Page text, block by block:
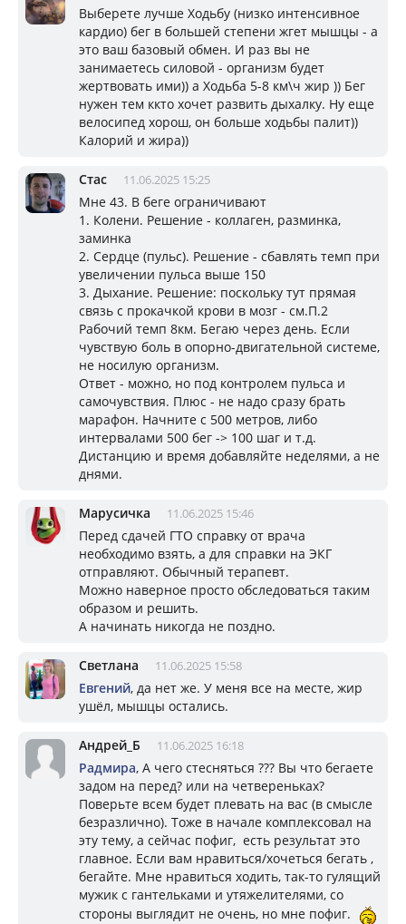
Выберете лучше Ходьбу (низко интенсивное
кардио) бег в большей степени жгет мышцы - а
это ваш базовый обмен. И раз вы не
занимаетесь силовой - организм будет
жертвовать ими)) а Ходьба 5-8 км\ч жир )) Бег
нужен тем ккто хочет развить дыхалку. Ну еще
велосипед хорош, он больше ходьбы палит))
Калорий и жира))
Стас 11.06.2025 15:25
Мне 43. В беге ограничивают
1. Колени. Решение - коллаген, разминка,
заминка
2. Сердце (пульс). Решение - сбавлять темп при
увеличении пульса выше 150
3. Дыхание. Решение: поскольку тут прямая
связь с прокачкой крови в мозг - см.П.2
Рабочий темп 8км. Бегаю через день. Если
чувствую боль в опорно-двигательной системе,
не носилую организм.
Ответ - можно, но под контролем пульса и
самочувствия. Плюс - не надо сразу брать
марафон. Начните с 500 метров, либо
интервалами 500 бег -> 100 шаг и т.д.
Дистанцию и время добавляйте неделями, а не
днями.
Марусичка 11.06.2025 15:46
Перед сдачей ГТО справку от врача
необходимо взять, а для справки на ЭКГ
отправляют. Обычный терапевт.
Можно наверное просто обследоваться таким
образом и решить.
А начинать никогда не поздно.
Светлана 11.06.2025 15:58
Евгений, да нет же. У меня все на месте, жир
ушёл, мышцы остались.
Андрей_Б 11.06.2025 16:18
Радмира, А чего стесняться ??? Вы что бегаете
задом на перед? или на четвереньках?
Поверьте всем будет плевать на вас (в смысле
безразлично). Тоже в начале комплексовал на
эту тему, а сейчас пофиг, есть результат это
главное. Если вам нравиться/хочеться бегать ,
бегайте. Мне нравиться ходить, так-то гулящий
мужик с гантельками и утяжелителями, со
стороны выглядит не очень, но мне пофиг.